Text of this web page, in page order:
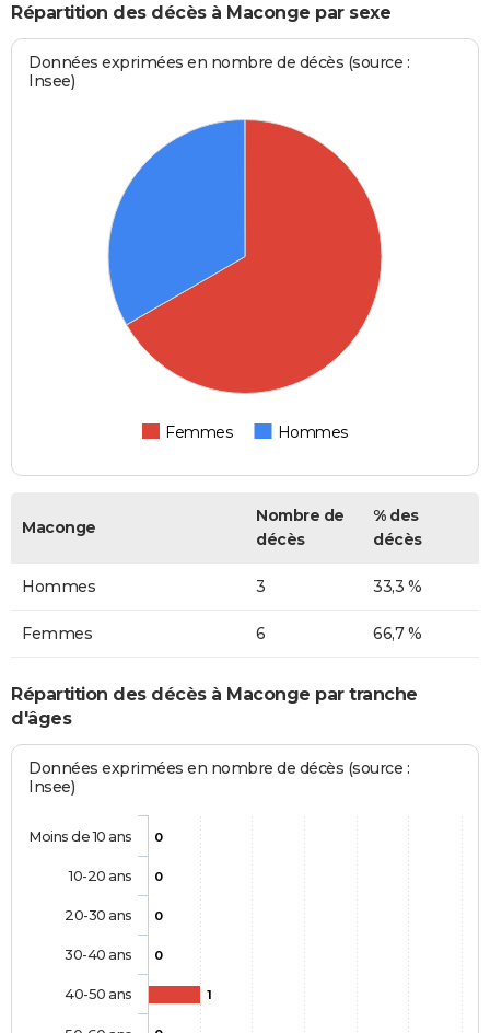
Répartition des décès à Maconge par sexe
Données exprimées en nombre de décès (source :
Insee)
Femmes Hommes
Maconge
Nombre de
décès
% des
décès
Hommes 3 33,3 %
Femmes 6 66,7 %
Répartition des décès à Maconge par tranche
d'âges
Données exprimées en nombre de décès (source :
Insee)
0
0
0
0
1
Moins de 10 ans
10-20 ans
20-30 ans
30-40 ans
40-50 ans